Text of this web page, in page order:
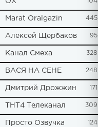
Marat Oralgazin 445
Алексей Щербаков 95
Канал Смеха 328
ВАСЯ НА СЕНЕ 248
Дмитрий Дрожжин 171
ТНТ4 Телеканал 309
Просто Озвучка 124